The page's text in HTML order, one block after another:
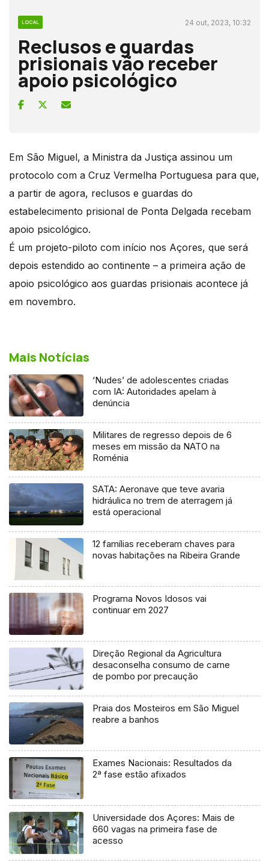
LOCAL 24 out, 2023, 10:32
Reclusos e guardas
prisionais vão receber
apoio psicológico
Em São Miguel, a Ministra da Justiça assinou um
protocolo com a Cruz Vermelha Portuguesa para que,
a partir de agora, reclusos e guardas do
estabelecimento prisional de Ponta Delgada recebam
apoio psicológico.
É um projeto-piloto com início nos Açores, que será
depois estendido ao continente – a primeira ação de
apoio psicológico aos guardas prisionais acontece já
em novembro.
Mais Notícias
‘Nudes’ de adolescentes criadas
com IA: Autoridades apelam à
denúncia
Militares de regresso depois de 6
meses em missão da NATO na
Roménia
SATA: Aeronave que teve avaria
hidráulica no trem de aterragem já
está operacional
12 famílias receberam chaves para
novas habitações na Ribeira Grande
Programa Novos Idosos vai
continuar em 2027
Direção Regional da Agricultura
desaconselha consumo de carne
de pombo por precaução
Praia dos Mosteiros em São Miguel
reabre a banhos
Exames Nacionais: Resultados da
2ª fase estão afixados
Universidade dos Açores: Mais de
660 vagas na primeira fase de
acesso